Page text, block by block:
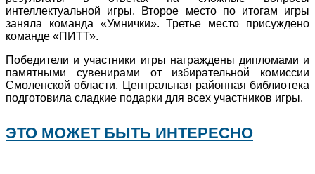
интеллектуальной игры. Второе место по итогам игры
заняла команда «Умнички». Третье место присуждено
команде «ПИТТ».
Победители и участники игры награждены дипломами и
памятными сувенирами от избирательной комиссии
Смоленской области. Центральная районная библиотека
подготовила сладкие подарки для всех участников игры.
ЭТО МОЖЕТ БЫТЬ ИНТЕРЕСНО